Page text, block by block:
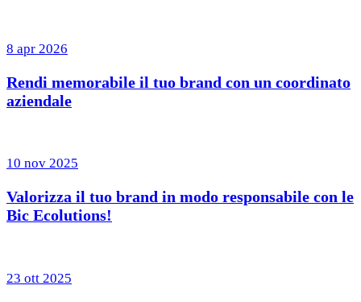
8 apr 2026
Rendi memorabile il tuo brand con un coordinato
aziendale
10 nov 2025
Valorizza il tuo brand in modo responsabile con le
Bic Ecolutions!
23 ott 2025